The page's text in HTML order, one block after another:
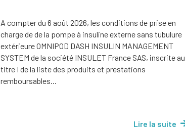
A compter du 6 août 2026, les conditions de prise en
charge de de la pompe à insuline externe sans tubulure
extérieure OMNIPOD DASH INSULIN MANAGEMENT
SYSTEM de la société INSULET France SAS, inscrite au
titre I de la liste des produits et prestations
remboursables...
Lire la suite